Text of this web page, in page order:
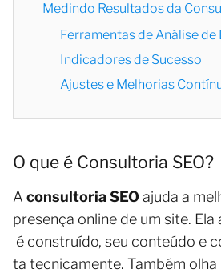
Medindo Resultados da
Ferramentas de Análise de
Indicadores de Sucesso
Ajustes e Melhorias
O que é Consultoria SEO?
A consultoria SEO ajuda a
presença online de um site.
é construído, seu conteúdo e
ta tecnicamente. Também